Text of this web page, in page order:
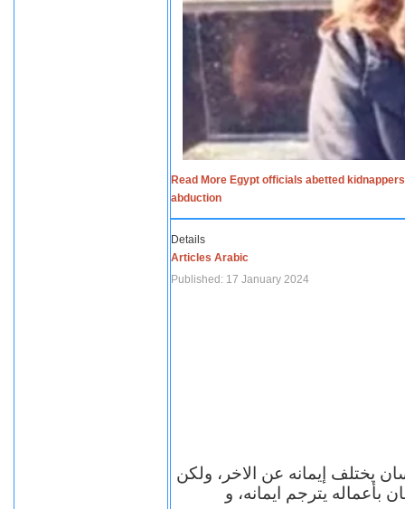
Read More Egypt officials abetted
abduction
Details
Articles Arabic
Published: 17 January 2024
يختلف إيمانه عن الاخر، ولكن
بأعماله يترجم ايمانه، و